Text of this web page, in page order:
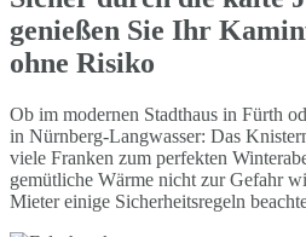
genießen Sie Ihr
ohne Risiko
Ob im modernen Stadthaus in Fürth
in Nürnberg-Langwasser: Das
viele Franken zum perfekten
gemütliche Wärme nicht zur Gefahr
Mieter einige Sicherheitsregeln